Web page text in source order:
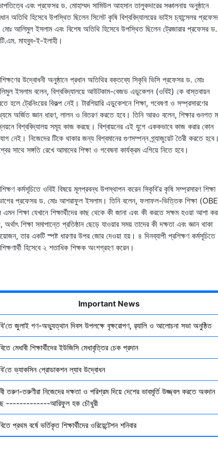
এবং প্রফেসর ড. মোহাম্মদ সামিউল আহসান তালুকদারের সঞ্চালনায় অনুষ্ঠানে
অতিথি হিসেবে উপস্থিত ছিলেন সিলেট কৃষি বিশ্ববিদ্যালয়ের ভাইস চ্যান্সেলর
আলিমুল ইসলাম এবং বিশেষ অতিথি হিসেবে উপস্থিত ছিলেন ট্রেজারার প্রফেসর ড.
মাহবুব-ই-ইলাহী।
উদ্বোধনী অনুষ্ঠানে প্রধান অতিথির বক্তব্যে সিকৃবি ভিসি প্রফেসর ড. মোঃ
ইসলাম বলেন, বিশ্ববিদ্যালয়ে আউটকাম-বেজড এডুকেশন (ওবিই) কে বাস্তবায়ন
হলে ট্রেনিংয়ের বিকল্প নেই। টারশিয়ারি এডুকেশনে শিক্ষা, গবেষণা ও সম্প্রসারণের
অর্জিত জ্ঞান ধারণ, লালন ও বিতরণ করতে হবে। তিনি আরও বলেন, শিক্ষার গুনগত
বিশ্ববিদ্যালয় সমূহ কাজ করছে। বিশ্বায়নের এই যুগে এককভাবে কাজ করার কোন
নেই। নিজেদের টিকে থাকার জন্য বিশ্বমানের গুণসম্পন্ন গ্র্যাজুয়েট তৈরী করতে
সাথে সঙ্গতি রেখে আমাদের শিক্ষা ও গবেষনা কার্যক্রম এগিয়ে নিতে হবে।
কর্মসূচিতে ওবিই বিষয়ে মূলপ্রবন্ধ ‍উপস্থাপন করেন সিকৃবি’র কৃষি সম্প্রসারণ শিক্ষা
প্রফেসর ড. মোঃ আশরাফুল ইসলাম। তিনি বলেন, ফলাফল-ভিত্তিক শিক্ষা
এমন শিক্ষা যেখানে শিক্ষার্থীদের কাছ থেকে কী জানা এবং কী করতে সক্ষম হওয়া আশা
অর্থাৎ শিক্ষা সমাপান্তে প্রতিষ্ঠান ছেড়ে যাওয়ার সময় তাদের কী দক্ষতা এবং জ্ঞান থাকা
তার একটি স্পষ্ট ধারণার উপর জোর দেওয়া হয়। ৪ দিনব্যাপী প্রশিক্ষণ কর্মসূচিতে
হিসেবে ২ শতাধিক শিক্ষক অংশগ্রহণ করেন।
Important News
জুলাই গণ-অভ্যুত্থান দিবস উপলক্ষে বৃক্ষরোপণ, র‍্যালি ও আলোচনা সভা অনুষ্ঠিত
মেধাবী শিক্ষার্থীদের ইউজিসি মেধাবৃত্তির চেক প্রদান
ভ্যাকসিন প্রোডাকশন ল্যাব উদ্বোধন
তরুণ-তরুণীরা নিজেদের দক্ষতা ও পরিশ্রম দিয়ে দেশের ভাবমূর্তি উজ্জ্বল করতে অবদান
-------------আরিফুল হক চৌধুরী
প্রথম বর্ষে ভর্তিকৃত শিক্ষার্থীদের ওরিয়েন্টেশন শনিবার